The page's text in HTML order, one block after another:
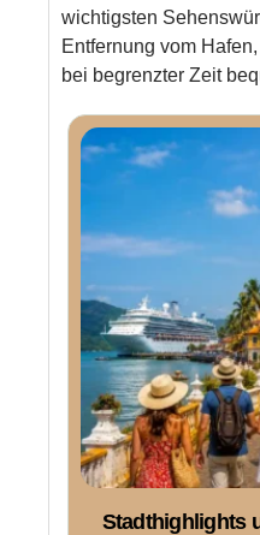
wichtigsten
Entfernung vom
bei begrenzter Zeit
Stadthighlights